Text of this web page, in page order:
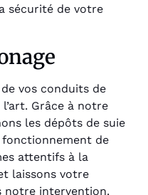
sécurité de votre
vos conduits de
Grâce à notre
les dépôts de suie
de
attentifs à la
laissons votre
notre intervention.